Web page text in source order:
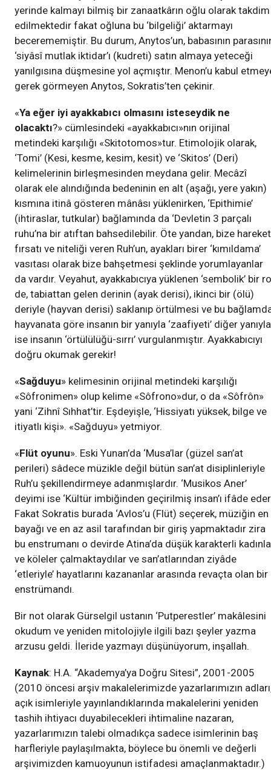
yerinde kalmayı bilmiş bir zanaatkârın oğlu olarak takdim
edilmektedir fakat oğluna bu ‘bilgeliği’ aktarmayı
becerememiştir. Bu durum, Anytos’un, babasının
‘siyâsî mutlak iktidar’ı (kudreti) satın almaya yeteceği
yanılgısına düşmesine yol açmıştır. Menon’u kabul
gerek görmeyen Anytos, Sokratis’ten çekinir.
«Ya eğer iyi ayakkabıcı olmasını isteseydik ne
olacaktı?» cümlesindeki «ayakkabıcı»nın orijinal
metindeki karşılığı «Skitotomos»tur. Etimolojik olarak,
‘Tomi’ (Kesi, kesme, kesim, kesit) ve ‘Skitos’ (Deri)
kelimelerinin birleşmesinden meydana gelir. Mecâzî
olarak ele alındığında bedeninin en alt (aşağı, yere yakın)
kısmına itinâ gösteren mânâsı yüklenirken, ‘Epithimie’
(ihtiraslar, tutkular) bağlamında da ‘Devletin 3 parçalı
ruhu’na bir atıftan bahsedilebilir. Öte yandan, bize hareket
fırsatı ve niteliği veren Ruh’un, ayakları birer ‘kımıldama’
vasıtası olarak bize bahşetmesi şeklinde yorumlayanlar
da vardır. Veyahut, ayakkabıcıya yüklenen ‘sembolik’ bir
de, tabiattan gelen derinin (ayak derisi), ikinci bir (ölü)
deriyle (hayvan derisi) saklanıp örtülmesi ve bu
hayvanata göre insanın bir yanıyla ‘zaafiyeti’ diğer yanıyla
ise insanın ‘örtülülüğü-sırrı’ vurgulanmıştır. Ayakkabıcıyı
doğru okumak gerekir!
«Sağduyu» kelimesinin orijinal metindeki karşılığı
«Sôfronimen» olup kelime «Sôfrono»dur, o da «Sôfrôn»
yani ‘Zihnî Sıhhat’tir. Eşdeyişle, ‘Hissiyatı yüksek, bilge ve
itiyatlı kişi». «Sağduyu» yetmiyor.
«Flüt oyunu». Eski Yunan’da ‘Musa’lar (güzel san’at
perileri) sâdece müzikle değil bütün san’at disiplinleriyle
Ruh’u şekillendirmeye adanmışlardır. ‘Musikos Aner’
deyimi ise ‘Kültür imbiğinden geçirilmiş insan’ı ifâde
Fakat Sokratis burada ‘Avlos’u (Flüt) seçerek, müziğin en
bayağı ve en az asil tarafından bir giriş yapmaktadır zira
bu enstrumanı o devirde Atina’da düşük karakterli
ve köleler çalmaktaydılar ve san’atlarından ziyâde
‘etleriyle’ hayatlarını kazananlar arasında revaçta olan bir
enstrümandı.
Bir not olarak Gürselgil ustanın ‘Putperestler’ makâlesini
okudum ve yeniden mitolojiyle ilgili bazı şeyler yazma
arzusu geldi. İleride yazmayı düşünüyorum, inşallah.
Kaynak: H.A. “Akademya’ya Doğru Sitesi”, 2001-2005
(2010 öncesi arşiv makalelerimizde yazarlarımızın
açık isimleriyle yayınlandıklarında makalelerini yeniden
tashih ihtiyacı duyabilecekleri ihtimaline nazaran,
yazarlarımızın talebi olmadıkça sadece isimlerinin baş
harfleriyle paylaşılmakta, böylece bu önemli ve değerli
arşivimizden kamuoyunun istifadesi amaçlanmaktadır.)